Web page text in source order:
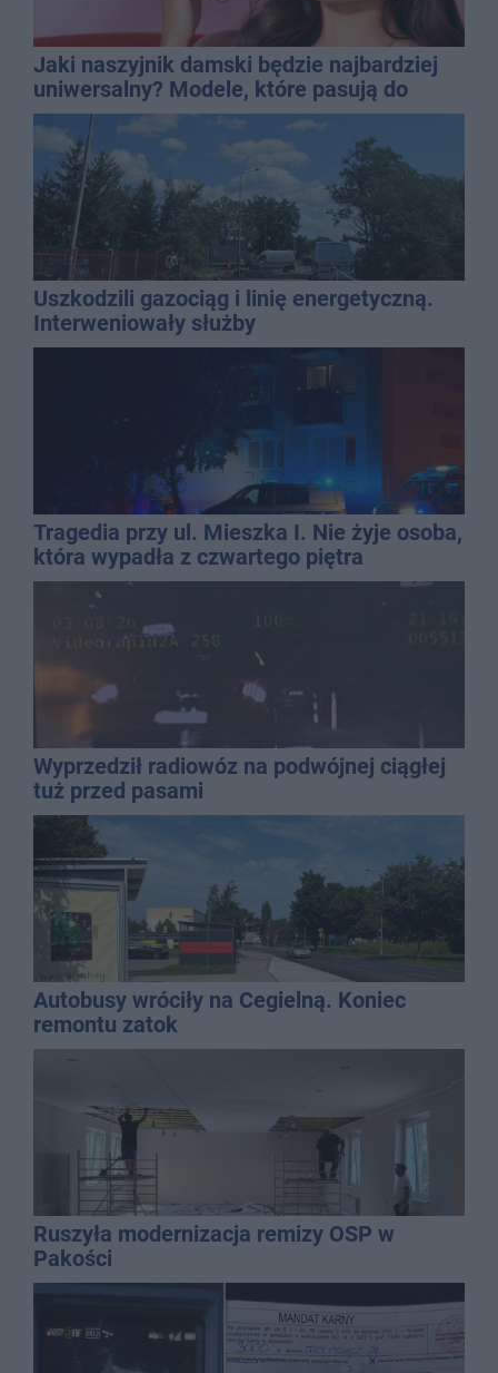
Jaki naszyjnik damski będzie najbardziej
uniwersalny? Modele, które pasują do
wielu stylizacji
Uszkodzili gazociąg i linię energetyczną.
Interweniowały służby
Tragedia przy ul. Mieszka I. Nie żyje osoba,
która wypadła z czwartego piętra
Wyprzedził radiowóz na podwójnej ciągłej
tuż przed pasami
Autobusy wróciły na Cegielną. Koniec
remontu zatok
Ruszyła modernizacja remizy OSP w
Pakości